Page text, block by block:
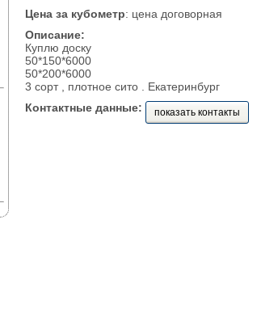
Цена за кубометр: цена договорная
Описание:
Куплю доску
50*150*6000
50*200*6000
3 сорт , плотное сито . Екатеринбург
Контактные данные:
показать контакты